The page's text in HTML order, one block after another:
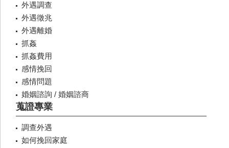
外遇調查
外遇徵兆
外遇離婚
抓姦
抓姦費用
感情挽回
感情問題
婚姻諮詢 / 婚姻諮商
蒐證專業
調查外遇
如何挽回家庭